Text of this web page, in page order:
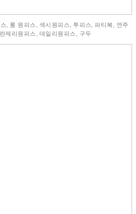
, 롱 원피스, 섹시원피스, 투피스, 파티복, 연주
제리원피스, 데일리원피스, 구두